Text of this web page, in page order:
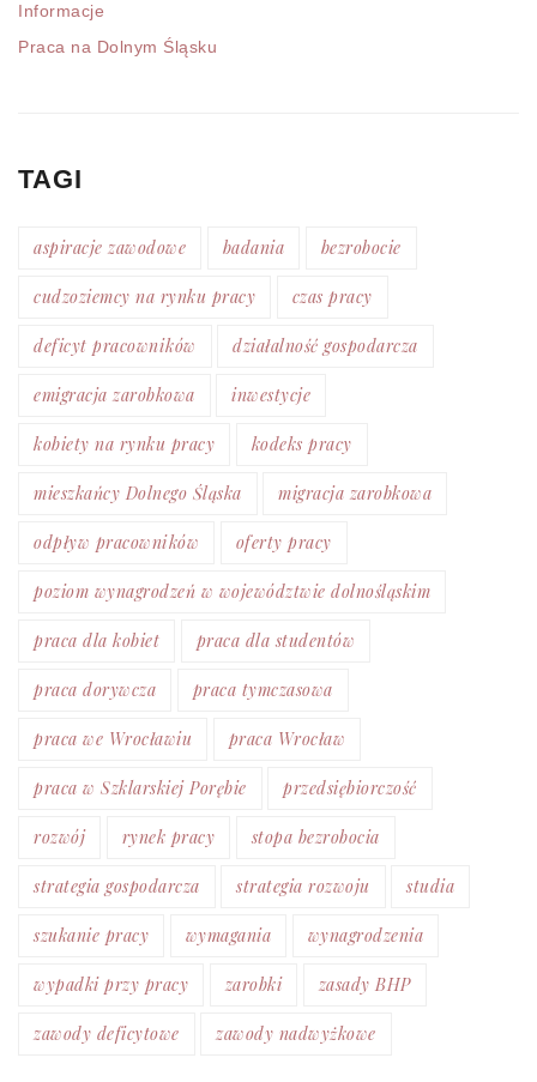
Informacje
Praca na Dolnym Śląsku
TAGI
aspiracje zawodowe badania bezrobocie
cudzoziemcy na rynku pracy czas pracy
deficyt pracowników działalność gospodarcza
emigracja zarobkowa inwestycje
kobiety na rynku pracy kodeks pracy
mieszkańcy Dolnego Śląska migracja zarobkowa
odpływ pracowników oferty pracy
poziom wynagrodzeń w województwie dolnośląskim
praca dla kobiet praca dla studentów
praca dorywcza praca tymczasowa
praca we Wrocławiu praca Wrocław
praca w Szklarskiej Porębie przedsiębiorczość
rozwój rynek pracy stopa bezrobocia
strategia gospodarcza strategia rozwoju studia
szukanie pracy wymagania wynagrodzenia
wypadki przy pracy zarobki zasady BHP
zawody deficytowe zawody nadwyżkowe